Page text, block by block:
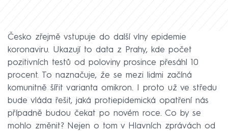
Česko zřejmě vstupuje do další vlny epidemie
koronaviru. Ukazují to data z Prahy, kde počet
pozitivních testů od poloviny prosince přesáhl 10
procent. To naznačuje, že se mezi lidmi začíná
komunitně šířit varianta omikron. I proto už ve středu
bude vláda řešit, jaká protiepidemická opatření nás
případně budou čekat po novém roce. Co by se
mohlo změnit? Nejen o tom v Hlavních zprávách od